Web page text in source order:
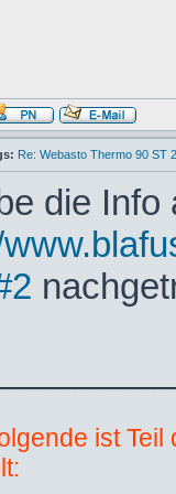
Re: Webasto Thermo 90 ST
die Info
ist